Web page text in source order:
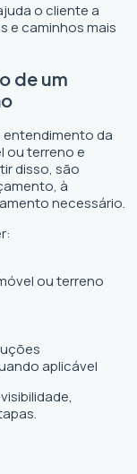
o cliente a
e caminhos mais
de um
da
ou terreno e
disso, são
à
necessário.
ou terreno
aplicável